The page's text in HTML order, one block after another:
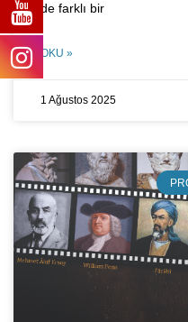
de farklı bir
OKU »
1 Ağustos 2025